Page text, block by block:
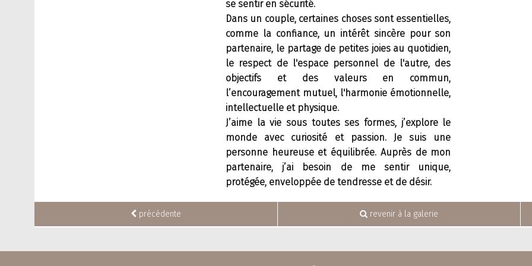
se sentir en sécurité.
Dans un couple, certaines choses sont essentielles,
comme la confiance, un intérêt sincère pour son
partenaire, le partage de petites joies au quotidien,
le respect de l'espace personnel de l'autre, des
objectifs et des valeurs en commun,
l’encouragement mutuel, l'harmonie émotionnelle,
intellectuelle et physique.
J’aime la vie sous toutes ses formes, j’explore le
monde avec curiosité et passion. Je suis une
personne heureuse et équilibrée. Auprès de mon
partenaire, j’ai besoin de me sentir unique,
protégée, enveloppée de tendresse et de désir.
précédente revenir à la galerie